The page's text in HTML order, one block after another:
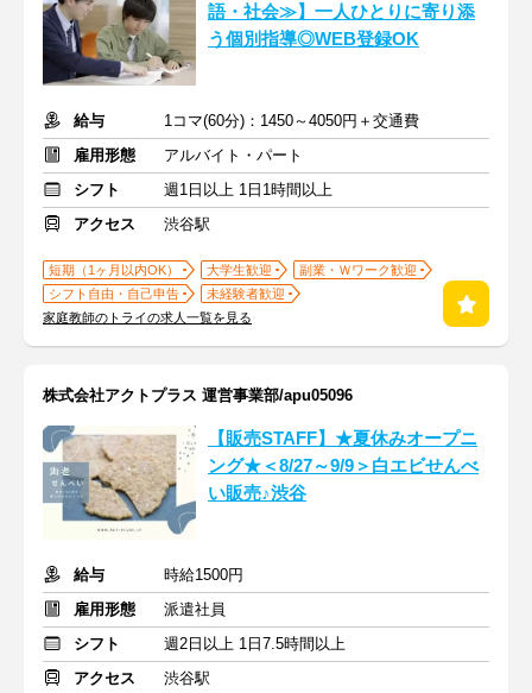
語・社会≫】一人ひとりに寄り添
う個別指導◎WEB登録OK
給与
1コマ(60分)：1450～4050円＋交通費
雇用形態
アルバイト・パート
シフト
週1日以上 1日1時間以上
アクセス
渋谷駅
短期（1ヶ月以内OK） 大学生歓迎
副業・Ｗワーク歓迎
シフト自由・自己申告
未経験者歓迎
家庭教師のトライの求人一覧を見る
株式会社アクトプラス 運営事業部/apu05096
【販売STAFF】★夏休みオープニ
ング★＜8/27～9/9＞白エビせんべ
い販売♪渋谷
給与
時給1500円
雇用形態
派遣社員
シフト
週2日以上 1日7.5時間以上
アクセス
渋谷駅